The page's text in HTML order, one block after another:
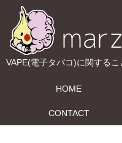
VAPE(電子タバコ)に関するこ
HOME
CONTACT